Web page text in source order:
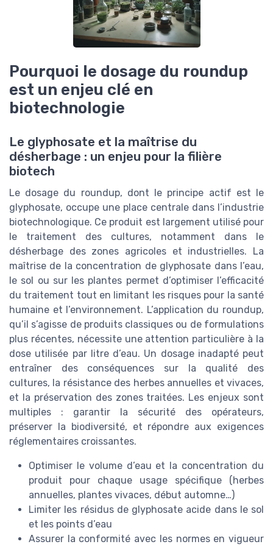
Pourquoi le dosage du roundup
est un enjeu clé en
biotechnologie
Le glyphosate et la maîtrise du
désherbage : un enjeu pour la filière
biotech
Le dosage du roundup, dont le principe actif est le
glyphosate, occupe une place centrale dans l’industrie
biotechnologique. Ce produit est largement utilisé pour
le traitement des cultures, notamment dans le
désherbage des zones agricoles et industrielles. La
maîtrise de la concentration de glyphosate dans l’eau,
le sol ou sur les plantes permet d’optimiser l’efficacité
du traitement tout en limitant les risques pour la santé
humaine et l’environnement. L’application du roundup,
qu’il s’agisse de produits classiques ou de formulations
plus récentes, nécessite une attention particulière à la
dose utilisée par litre d’eau. Un dosage inadapté peut
entraîner des conséquences sur la qualité des
cultures, la résistance des herbes annuelles et vivaces,
et la préservation des zones traitées. Les enjeux sont
multiples : garantir la sécurité des opérateurs,
préserver la biodiversité, et répondre aux exigences
réglementaires croissantes.
Optimiser le volume d’eau et la concentration du
produit pour chaque usage spécifique (herbes
annuelles, plantes vivaces, début automne…)
Limiter les résidus de glyphosate acide dans le sol
et les points d’eau
Assurer la conformité avec les normes en vigueur